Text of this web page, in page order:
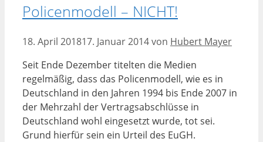
Policenmodell – NICHT!
18. April 201817. Januar 2014von Hubert Mayer
Seit Ende Dezember titelten die Medien
regelmäßig, dass das Policenmodell, wie es in
Deutschland in den Jahren 1994 bis Ende 2007 in
der Mehrzahl der Vertragsabschlüsse in
Deutschland wohl eingesetzt wurde, tot sei.
Grund hierfür sein ein Urteil des EuGH.